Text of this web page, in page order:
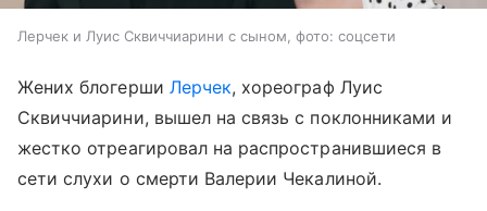
Лерчек и Луис Сквиччиарини с сыном, фото: соцсети
Жених блогерши Лерчек, хореограф Луис
Сквиччиарини, вышел на связь с поклонниками и
жестко отреагировал на распространившиеся в
сети слухи о смерти Валерии Чекалиной.